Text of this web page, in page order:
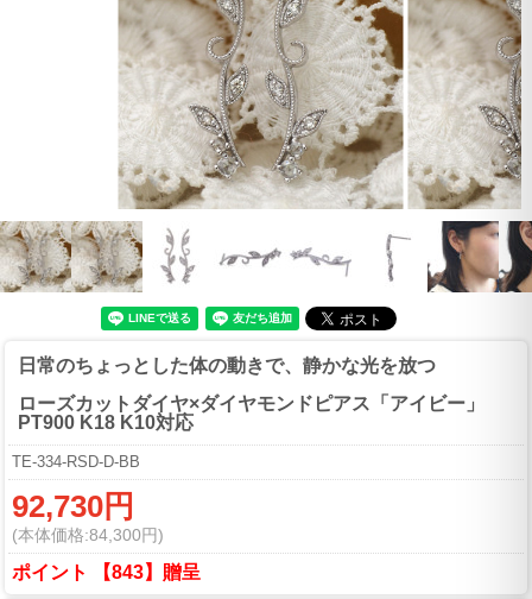
日常のちょっとした体の動きで、静かな光を放つ
ローズカットダイヤ×ダイヤモンドピアス「アイビー」
PT900 K18 K10対応
TE-334-RSD-D-BB
92,730円
(本体価格:84,300円)
ポイント 【843】贈呈